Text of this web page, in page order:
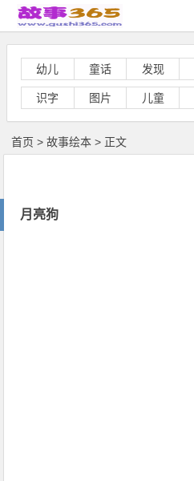
幼儿 童话 发现
识字 图片 儿童
首页 >故事绘本 > 正文
月亮狗